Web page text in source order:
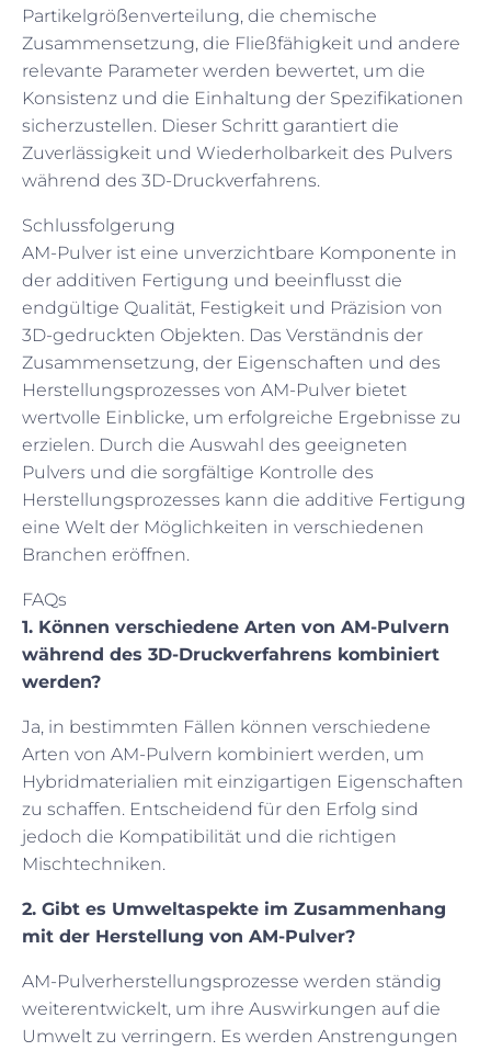
Partikelgrößenverteilung, die chemische
Zusammensetzung, die Fließfähigkeit und andere
relevante Parameter werden bewertet, um die
Konsistenz und die Einhaltung der Spezifikationen
sicherzustellen. Dieser Schritt garantiert die
Zuverlässigkeit und Wiederholbarkeit des Pulvers
während des 3D-Druckverfahrens.
Schlussfolgerung
AM-Pulver ist eine unverzichtbare Komponente in
der additiven Fertigung und beeinflusst die
endgültige Qualität, Festigkeit und Präzision von
3D-gedruckten Objekten. Das Verständnis der
Zusammensetzung, der Eigenschaften und des
Herstellungsprozesses von AM-Pulver bietet
wertvolle Einblicke, um erfolgreiche Ergebnisse zu
erzielen. Durch die Auswahl des geeigneten
Pulvers und die sorgfältige Kontrolle des
Herstellungsprozesses kann die additive Fertigung
eine Welt der Möglichkeiten in verschiedenen
Branchen eröffnen.
FAQs
1. Können verschiedene Arten von AM-Pulvern
während des 3D-Druckverfahrens kombiniert
werden?
Ja, in bestimmten Fällen können verschiedene
Arten von AM-Pulvern kombiniert werden, um
Hybridmaterialien mit einzigartigen Eigenschaften
zu schaffen. Entscheidend für den Erfolg sind
jedoch die Kompatibilität und die richtigen
Mischtechniken.
2. Gibt es Umweltaspekte im Zusammenhang
mit der Herstellung von AM-Pulver?
AM-Pulverherstellungsprozesse werden ständig
weiterentwickelt, um ihre Auswirkungen auf die
Umwelt zu verringern. Es werden Anstrengungen